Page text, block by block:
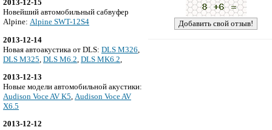
2013-12-15
Новейший автомобильный сабвуфер
Alpine: Alpine SWT-12S4
2013-12-14
Новая автоакустика от DLS: DLS M326
DLS M325 DLS M6.2 DLS MK6.2
2013-12-13
Новые модели автомобильной акустики:
Audison Voce AV K5, Audison Voce AV
X6.5
2013-12-12